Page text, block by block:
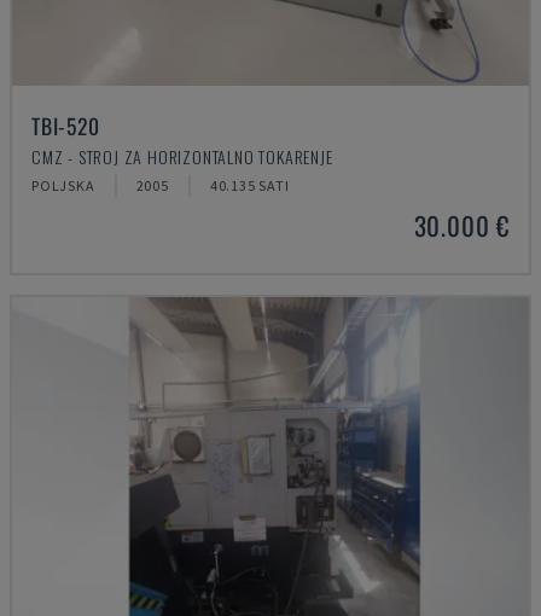
TBI-520
CMZ - STROJ ZA HORIZONTALNO TOKARENJE
POLJSKA 2005 40.135 SATI
30.000 €